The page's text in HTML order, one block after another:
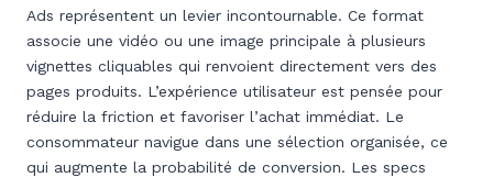
Ads représentent un levier incontournable. Ce format
associe une vidéo ou une image principale à plusieurs
vignettes cliquables qui renvoient directement vers des
pages produits. L’expérience utilisateur est pensée pour
réduire la friction et favoriser l’achat immédiat. Le
consommateur navigue dans une sélection organisée, ce
qui augmente la probabilité de conversion. Les specs